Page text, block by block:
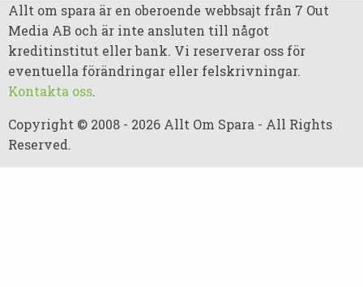
Allt om spara är en oberoende webbsajt från 7 Out
Media AB och är inte ansluten till något
kreditinstitut eller bank. Vi reserverar oss för
eventuella förändringar eller felskrivningar.
Kontakta oss.
Copyright © 2008 - 2026 Allt Om Spara - All Rights
Reserved.